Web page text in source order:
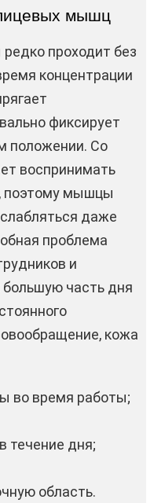
мышц
проходит без
концентрации
фиксирует
положении. Со
воспринимать
поэтому мышцы
даже
проблема
и
часть дня
кожа
во время работы;
течение дня;
область.